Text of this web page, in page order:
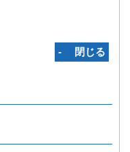
‐ 閉じる